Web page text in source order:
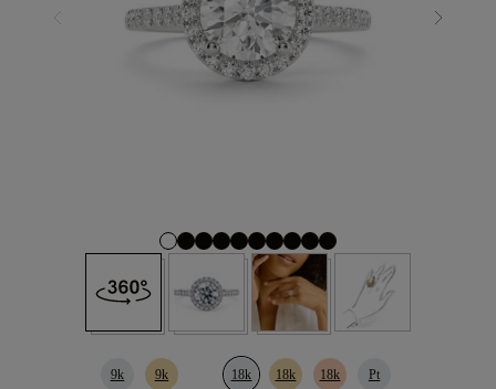
9k 9k 18k 18k 18k Pt